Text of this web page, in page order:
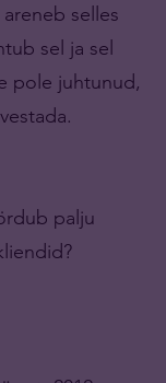
selles
sel ja sel
pole juhtunud,
palju